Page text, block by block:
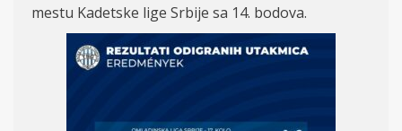
mestu Kadetske lige Srbije sa 14. bodova.